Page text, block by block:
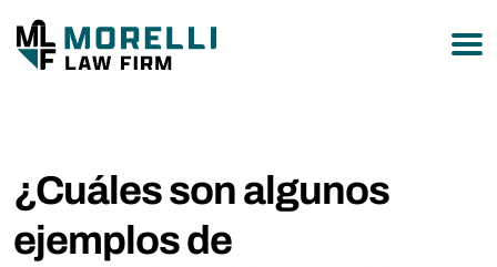
¿Cuáles son algunos
ejemplos de